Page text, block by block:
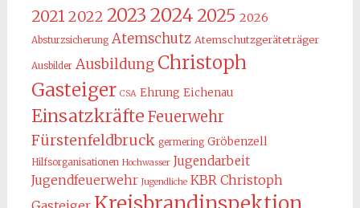
20212022 2023 2024 2025 2026
Absturzsicherung Atemschutz Atemschutzgeräteträger
Ausbilder Ausbildung Christoph
Gasteiger CSA Ehrung Eichenau
Einsatzkräfte Feuerwehr
Fürstenfeldbruck germering Gröbenzell
Hilfsorganisationen Hochwasser Jugendarbeit
Jugendfeuerwehr Jugendliche KBR Christoph